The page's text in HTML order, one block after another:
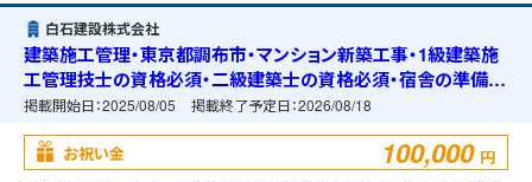
白石建設株式会社
建築施工管理・東京都調布市・マンション新築工事・1級建築施
工管理技士の資格必須・二級建築士の資格必須・宿舎の準備可
能
掲載開始日：2025/08/05 掲載終了予定日：2026/08/18
お祝い金 100,000 円